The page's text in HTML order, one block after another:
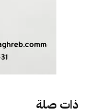
ذات صلة